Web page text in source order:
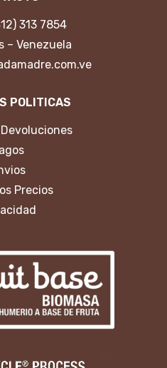
313 7854
– Venezuela
POLITICAS
Precios